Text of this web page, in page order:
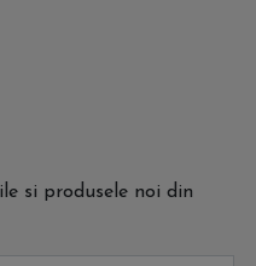
si produsele noi din